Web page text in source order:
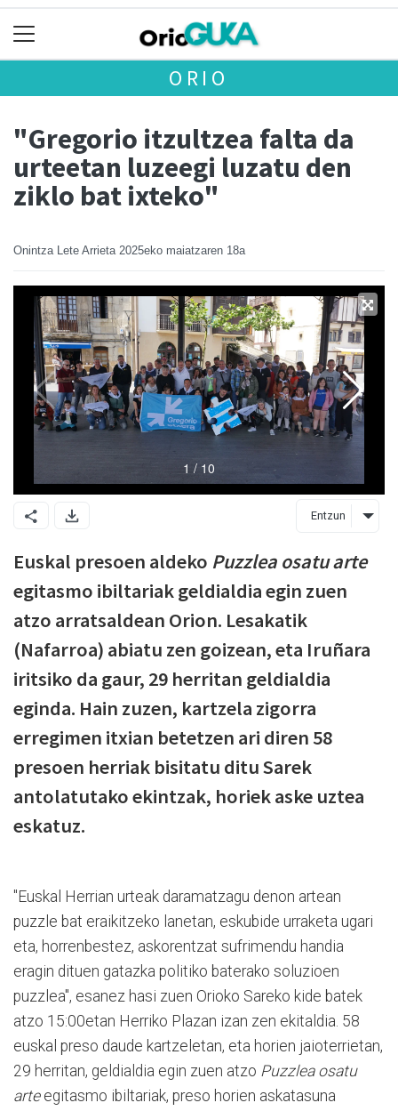
ORIO
"Gregorio itzultzea falta da
urteetan luzeegi luzatu den
ziklo bat ixteko"
Onintza Lete Arrieta 2025eko maiatzaren 18a
Entzun
Euskal presoen aldeko Puzzlea osatuarte
egitasmo ibiltariak geldialdia egin zuen
atzo arratsaldean Orion. Lesakatik
(Nafarroa) abiatu zen goizean, eta Iruñara
iritsiko da gaur, 29 herritan geldialdia
eginda. Hain zuzen, kartzela zigorra
erregimen itxian betetzen ari diren 58
presoen herriak bisitatu ditu Sarek
antolatutako ekintzak, horiek aske uztea
eskatuz.
"Euskal Herrian urteak daramatzagu denon artean
puzzle bat eraikitzeko lanetan, eskubide urraketa ugari
eta, horrenbestez, askorentzat sufrimendu handia
eragin dituen gatazka politiko baterako soluzioen
puzzlea", esanez hasi zuen Orioko Sareko kide batek
atzo 15:00etan Herriko Plazan izan zen ekitaldia. 58
euskal preso daude kartzeletan, eta horien jaioterrietan,
29 herritan, geldialdia egin zuen atzo Puzzlea osatu
arteegitasmo ibiltariak, preso horien askatasuna